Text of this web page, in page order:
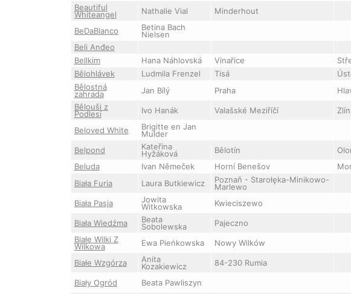
Beautiful
Whiteangel Nathalie Vial Minderhout
BeDaBlanco Betina Bach
Nielsen
Beli Anđeo
Bellkim
Hana Náhlovská Vinařice
Bělohlávek
Ludmila Frenzel Tisá
Bělostná
zahrada Jan Bílý Praha
Bělouši z
Podlesí Ivo Hanák Valašské Meziříčí
Beloved White Brigitte en Jan
Mulder
Belpond Kateřina
Hyžáková Bělotín
Beluda
Ivan Němeček Horní Benešov
Biała Furia
Laura Butkiewicz Poznaň - Starołęka-Minikowo-
Marlewo
Biała Pasja Jowita
Witkowska Kwieciszewo
Biała Wiedźma Beata
Sobolewska Pajeczno
Białe Wilki Z
Wilkowa Ewa Pieńkowska Nowy Wilków
Białe Wzgórza Anita
Kozakiewicz 84-230 Rumia
Biały Ogród Beata Pawliszyn